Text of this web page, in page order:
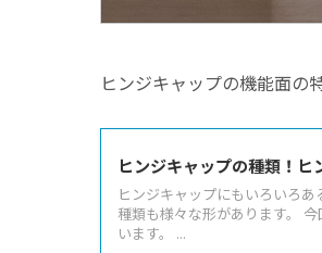
ヒンジキャップの機能面の
ヒンジキャップの種類！
ヒンジキャップにもいろいろ
種類も様々な形があります。
います。 ...